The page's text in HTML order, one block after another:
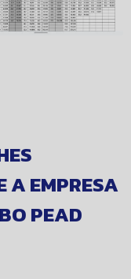
A EMPRESA
PEAD